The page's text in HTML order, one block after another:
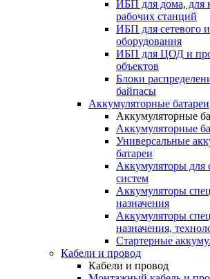
ИБП для дома, для
рабочих станций
ИБП для сетевого
оборудования
ИБП для ЦОД и
объектов
Блоки
байпасы
Аккумуляторные батареи
Аккумуляторные
Аккумуляторные
Универсальные
батареи
Аккумуляторы для
систем
Аккумуляторы
назначения
Аккумуляторы
назначения,
Стартерные
Кабели и провод
Кабели и провод